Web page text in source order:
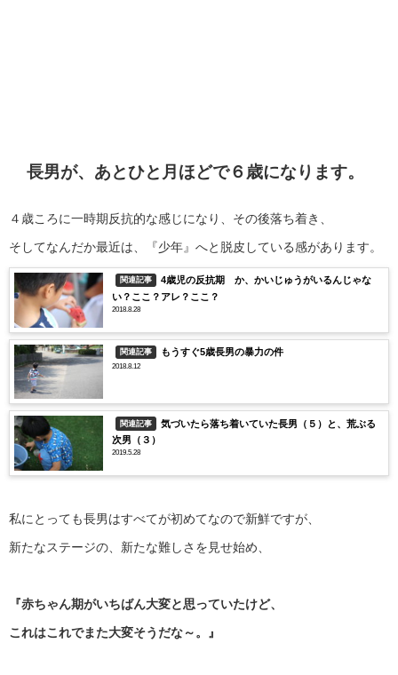
長男が、あとひと月ほどで６歳になります。
４歳ころに一時期反抗的な感じになり、その後落ち着き、
そしてなんだか最近は、『少年』へと脱皮している感があります。
関連記事
4歳児の反抗期 か、かいじゅうがいるんじゃな
い？ここ？アレ？ここ？
2018.8.28
関連記事 もうすぐ5歳長男の暴力の件
2018.8.12
関連記事
気づいたら落ち着いていた長男（５）と、荒ぶる
次男（３）
2019.5.28
私にとっても長男はすべてが初めてなので新鮮ですが、
新たなステージの、新たな難しさを見せ始め、
『赤ちゃん期がいちばん大変と思っていたけど、
これはこれでまた大変そうだな～。』